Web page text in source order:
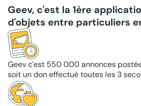
Geev, c'est la 1ère
d'objets entre particuliers
Geev c'est 550 000 annonces
soit un don effectué toutes les 3